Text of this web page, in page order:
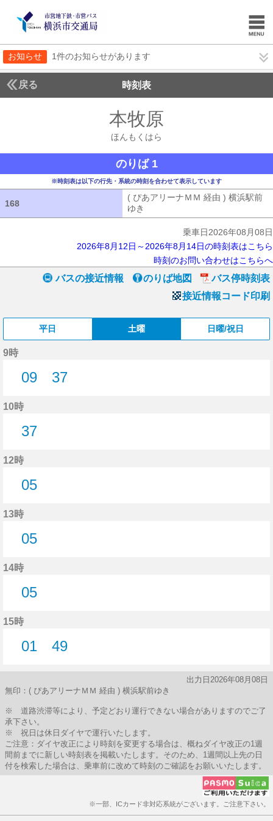
お知らせ 1件のお知らせがあります
戻る 時刻表
本牧原
ほんもくはら
のりば 1
※時刻表は以下の行先・系統の時刻を合わせて表示しています
168
( ぴあアリーナＭＭ 経由 ) 横浜駅前
ゆき
乗車日2026年08月08日
2026年8月12日～2026年8月14日の時刻表はこちら
時刻のお問い合わせはこちらへ
バスの接近情報 のりば地図
バス停時刻表
接近情報コード印刷
平日 土曜 日曜/祝日
9時
09
37
10時
37
12時
05
13時
05
14時
05
15時
01
49
出力日2026年08月08日
無印：( ぴあアリーナＭＭ 経由 ) 横浜駅前ゆき
※ 道路渋滞等により、予定どおり運行できない場合がありますのでご了
承下さい。
※ 祝日は休日ダイヤで運行いたします。
ご注意：ダイヤ改正により時刻を変更する場合は、概ねダイヤ改正の1週
間前までに新しい時刻表を掲載いたします。そのため、1週間以上先の日
付を検索した場合は、乗車前に改めて時刻のご確認をお願いいたします。
※一部、ICカード非対応系統がございます。ご注意下さい。